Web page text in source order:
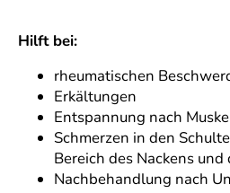
Hilft bei:
rheumatischen
Erkältungen
Entspannung nach
Schmerzen in den
Bereich des Nackens
Nachbehandlung nach
n